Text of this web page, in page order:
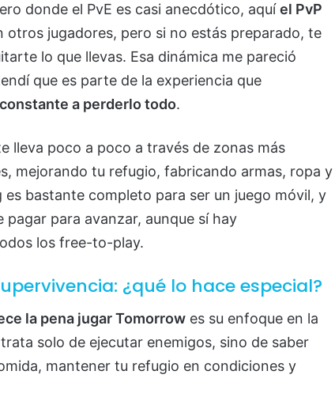
donde el PvE es casi anecdótico, aquíel PvP
otros jugadores, pero si no estás preparado, te
lo que llevas. Esa dinámica me pareció
que es parte de la experiencia que
a perderlo todo.
lleva poco a poco a través de zonas más
mejorando tu refugio, fabricando armas, ropa y
bastante completo para ser un juego móvil, y
para avanzar, aunque sí hay
los free-to-play.
¿qué lo hace especial?
la pena jugar Tomorrow es su enfoque en la
solo de ejecutar enemigos, sino de saber
mantener tu refugio en condiciones y